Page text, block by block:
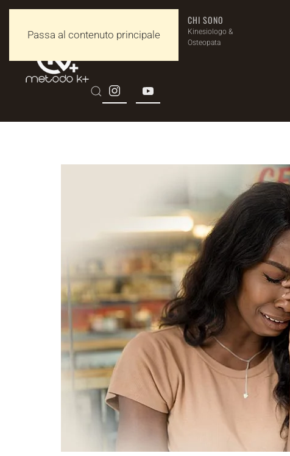
Passa al contenuto principale
K+
CHI SONO
Kinesiologo &
Osteopata